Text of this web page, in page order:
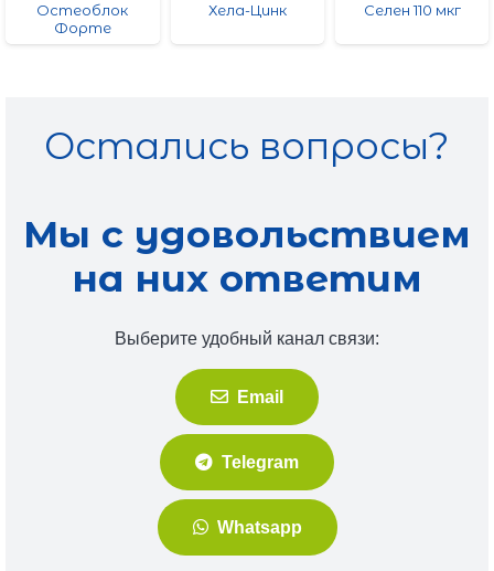
Остеоблок
Форте
Хела-Цинк Селен 110 мкг
Остались вопросы?
Мы с удовольствием
на них ответим
Выберите удобный канал связи:
Email
Telegram
Whatsapp